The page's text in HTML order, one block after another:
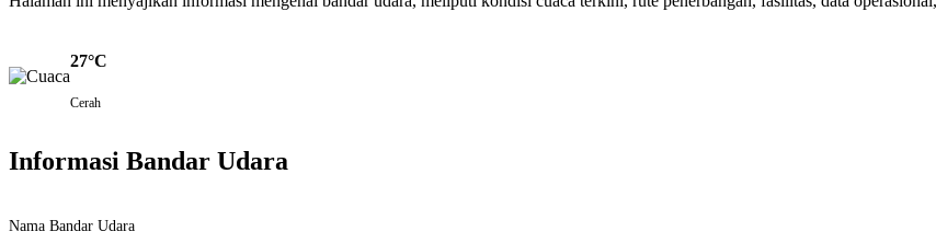
27°C
Cerah
Informasi Bandar Udara
Nama Bandar Udara